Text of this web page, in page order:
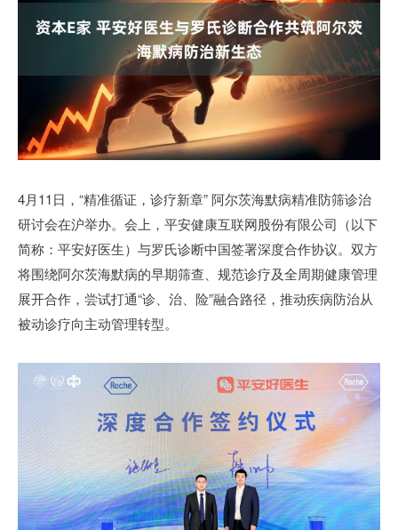
4月11日，“精准循证，诊疗新章” 阿尔茨海默病精准防筛诊治
研讨会在沪举办。会上，平安健康互联网股份有限公司（以下
简称：平安好医生）与罗氏诊断中国签署深度合作协议。双方
将围绕阿尔茨海默病的早期筛查、规范诊疗及全周期健康管理
展开合作，尝试打通“诊、治、险”融合路径，推动疾病防治从
被动诊疗向主动管理转型。